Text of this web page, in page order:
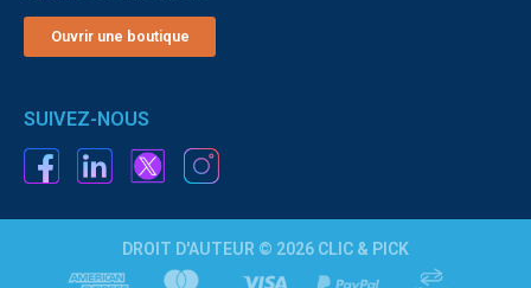
Ouvrir une boutique
SUIVEZ-NOUS
DROIT D'AUTEUR © 2026 CLIC & PICK